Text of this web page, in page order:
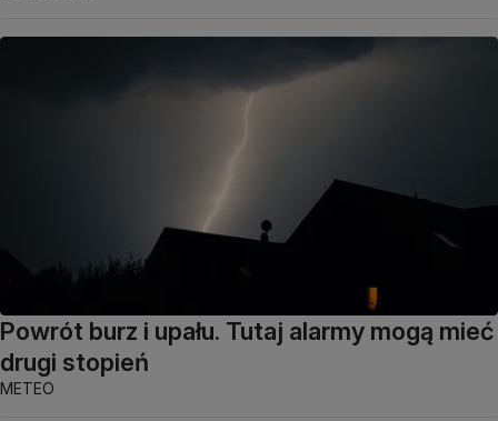
Powrót burz i upału. Tutaj alarmy mogą mieć
drugi stopień
METEO